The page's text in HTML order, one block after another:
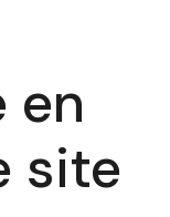
en
site